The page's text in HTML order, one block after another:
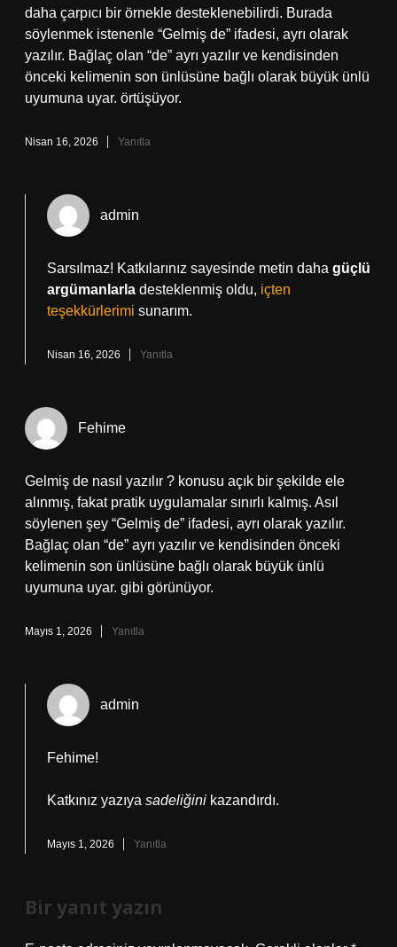
daha çarpıcı bir örnekle desteklenebilirdi. Burada
söylenmek istenenle “Gelmiş de” ifadesi, ayrı olarak
yazılır. Bağlaç olan “de” ayrı yazılır ve kendisinden
önceki kelimenin son ünlüsüne bağlı olarak büyük ünlü
uyumuna uyar. örtüşüyor.
Nisan 16, 2026 Yanıtla
admin
Sarsılmaz! Katkılarınız sayesinde metin daha güçlü
argümanlarla desteklenmiş oldu, içten
teşekkürlerimi sunarım.
Nisan 16, 2026 Yanıtla
Fehime
Gelmiş de nasıl yazılır ? konusu açık bir şekilde ele
alınmış, fakat pratik uygulamalar sınırlı kalmış. Asıl
söylenen şey “Gelmiş de” ifadesi, ayrı olarak yazılır.
Bağlaç olan “de” ayrı yazılır ve kendisinden önceki
kelimenin son ünlüsüne bağlı olarak büyük ünlü
uyumuna uyar. gibi görünüyor.
Mayıs 1, 2026 Yanıtla
admin
Fehime!
Katkınız yazıya sadeliğini kazandırdı.
Mayıs 1, 2026 Yanıtla
Bir yanıt yazın